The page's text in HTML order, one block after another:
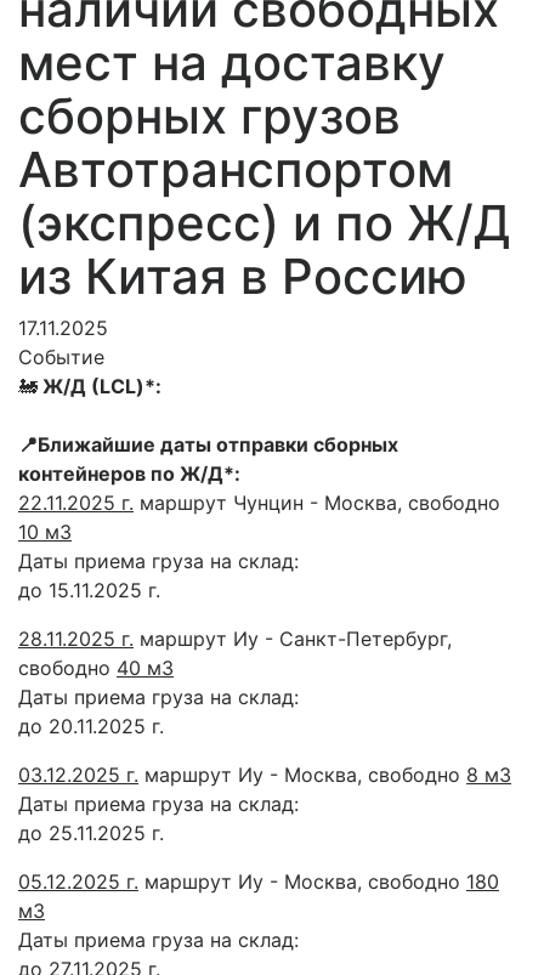
мест на доставку
сборных грузов
Автотранспортом
(экспресс) и по Ж/Д
из Китая в Россию
17.11.2025
Событие
🚂 Ж/Д (LCL)*:
📍Ближайшие даты отправки сборных
контейнеров по Ж/Д*:
22.11.2025 г. маршрут Чунцин - Москва, свободно
10 м3
Даты приема груза на склад:
до 15.11.2025 г.
28.11.2025 г. маршрут Иу - Санкт-Петербург,
свободно 40 м3
Даты приема груза на склад:
до 20.11.2025 г.
03.12.2025 г. маршрут Иу - Москва, свободно 8 м3
Даты приема груза на склад:
до 25.11.2025 г.
05.12.2025 г. маршрут Иу - Москва, свободно 180
м3
Даты приема груза на склад:
до 27.11.2025 г.